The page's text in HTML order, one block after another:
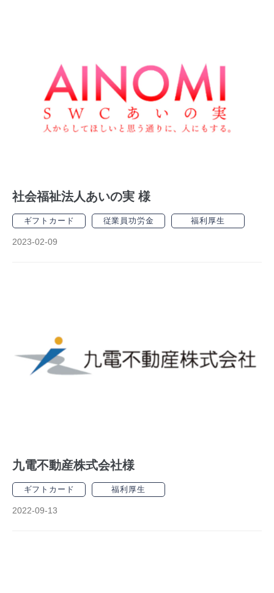
社会福祉法人あいの実 様
ギフトカード 従業員功労金 福利厚生
2023-02-09
九電不動産株式会社様
ギフトカード 福利厚生
2022-09-13